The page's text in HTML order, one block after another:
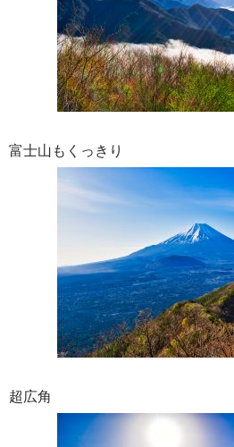
富士山もくっきり
超広角